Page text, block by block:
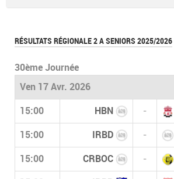
RÉSULTATS RÉGIONALE 2 A SENIORS 2025/2026
30ème Journée
Ven 17 Avr. 2026
15:00 HBN -
15:00 IRBD -
15:00 CRBOC -